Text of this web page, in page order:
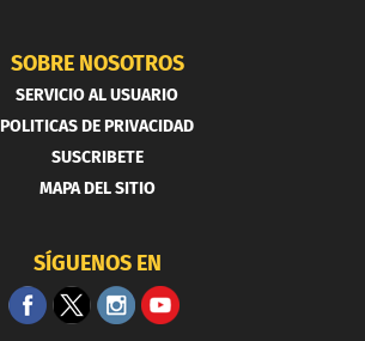
SOBRE NOSOTROS
SERVICIO AL USUARIO
POLITICAS DE PRIVACIDAD
SUSCRIBETE
MAPA DEL SITIO
SÍGUENOS EN